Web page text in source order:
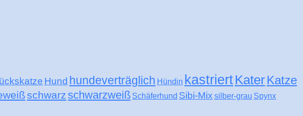
Hund hundeverträglich Hündin kastriertKaterKatze
schwarzschwarzweiß Schäferhund Sibi-Mix silber-grau Spynx